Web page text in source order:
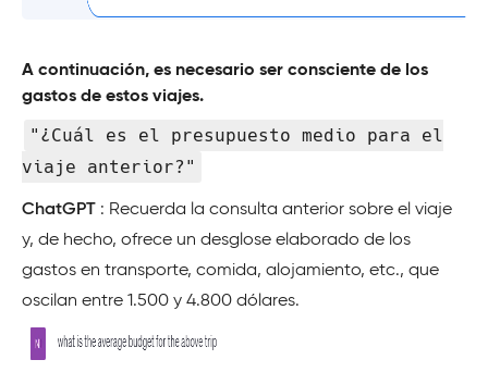
A continuación, es necesario ser consciente de los
gastos de estos viajes.
"¿Cuál es el presupuesto medio para el
viaje anterior?"
ChatGPT : Recuerda la consulta anterior sobre el viaje
y, de hecho, ofrece un desglose elaborado de los
gastos en transporte, comida, alojamiento, etc., que
oscilan entre 1.500 y 4.800 dólares.